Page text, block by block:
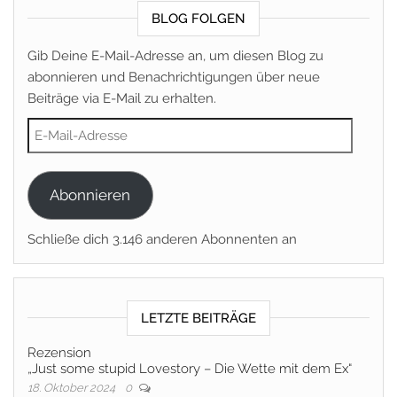
BLOG FOLGEN
Gib Deine E-Mail-Adresse an, um diesen Blog zu
abonnieren und Benachrichtigungen über neue
Beiträge via E-Mail zu erhalten.
E-Mail-Adresse
Abonnieren
Schließe dich 3.146 anderen Abonnenten an
LETZTE BEITRÄGE
Rezension
„Just some stupid Lovestory – Die Wette mit dem Ex“
18. Oktober 2024 0